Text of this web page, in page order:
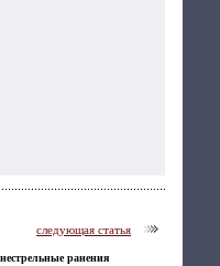
следующая статья
ранения